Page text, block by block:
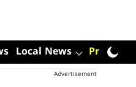
Local News Premium
Advertisement